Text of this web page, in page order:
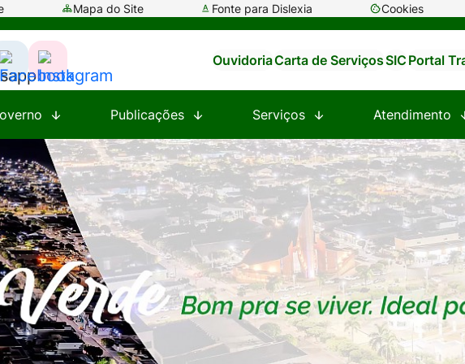
Mapa do Site Fonte para Dislexia Cookies
Abrir
de
cookies
Acessar
a
Rede
Social
Facebook
Acessar
a
Rede
Social
Instagram
OuvidoriaCarta de ServiçosSIC Portal
Publicações Serviços Atendimento